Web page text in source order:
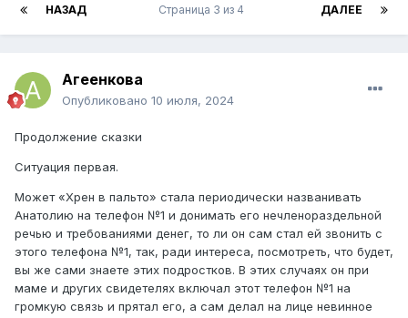
НАЗАД ДАЛЕЕ
Страница 3 из 4
Агеенкова
Опубликовано 10 июля, 2024
Продолжение сказки
Ситуация первая.
Может «Хрен в пальто» стала периодически названивать
Анатолию на телефон №1 и донимать его нечленораздельной
речью и требованиями денег, то ли он сам стал ей звонить с
этого телефона №1, так, ради интереса, посмотреть, что будет,
вы же сами знаете этих подростков. В этих случаях он при
маме и других свидетелях включал этот телефон №1 на
громкую связь и прятал его, а сам делал на лице невинное